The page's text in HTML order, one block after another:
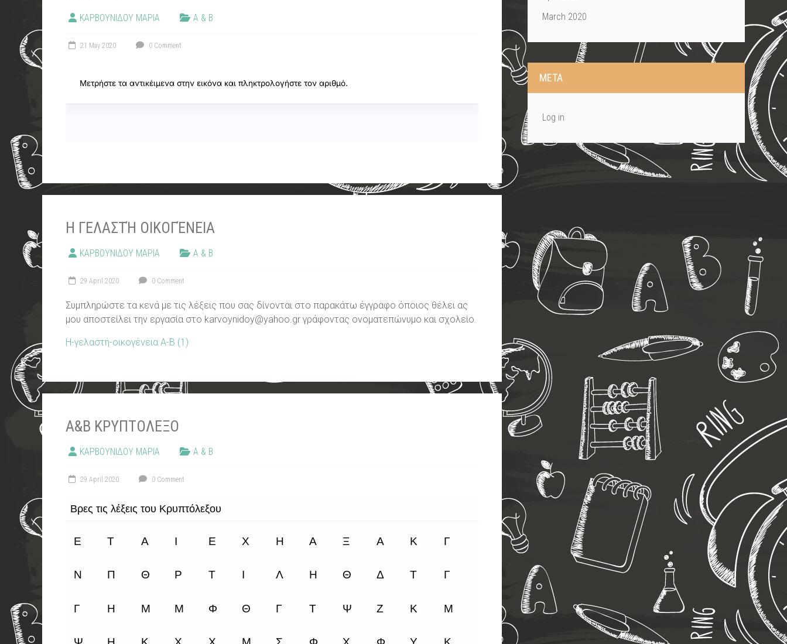
ΚΑΡΒΟΥΝΙΔΟΥ ΜΑΡΙΑ Α & Β
21 May 2020 0 Comment
Η ΓΕΛΑΣΤΉ ΟΙΚΟΓΈΝΕΙΑ
ΚΑΡΒΟΥΝΙΔΟΥ ΜΑΡΙΑ Α & Β
29 April 2020 0 Comment
Συμπληρώστε τα κενά με τις λέξεις που σας δίνονται στο παρακάτω έγγραφο όποιος θέλει ας
μου αποστείλει την εργασία στο karvoynidoy@yahoo.gr γράφοντας ονοματεπώνυμο και σχολείο.
Η-γελαστή-οικογένεια Α-Β (1)
Α&Β ΚΡΥΠΤΟΛΕΞΟ
ΚΑΡΒΟΥΝΙΔΟΥ ΜΑΡΙΑ Α & Β
29 April 2020 0 Comment
March 2020
META
Log in